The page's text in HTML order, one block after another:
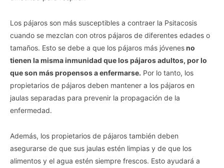
I want to opt-out of Collection, Use,
Retention, Sale, and/or Sharing of my
Purposes for which it was collected.
Opted Out
CONFIRM
Los pájaros son más susceptibles a contraer la Psitacosis
cuando se mezclan con otros pájaros de diferentes edades o
tamaños. Esto se debe a que los pájaros más jóvenesno
tienen la misma inmunidad que los pájaros adultos, por lo
que son más propensos a enfermarse. Por lo tanto, los
propietarios de pájaros deben mantener a los pájaros en
jaulas separadas para prevenir la propagación de la
enfermedad.
Además, los propietarios de pájaros también deben
asegurarse de que sus jaulas estén limpias y de que los
alimentos y el agua estén siempre frescos. Esto ayudará a